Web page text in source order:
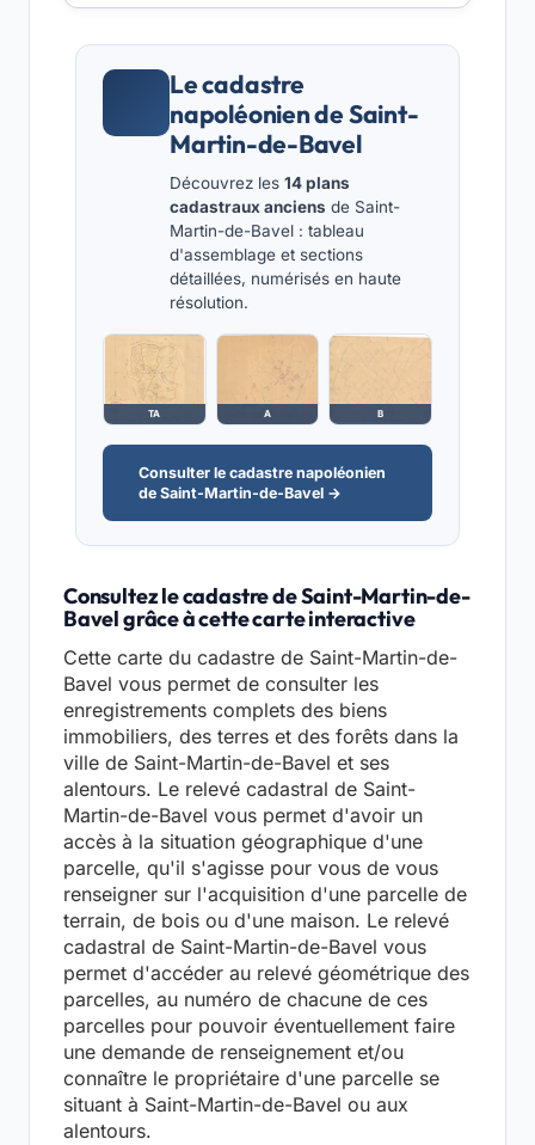
Le cadastre
napoléonien de Saint-
Martin-de-Bavel
Découvrez les 14 plans
cadastraux anciens de Saint-
Martin-de-Bavel : tableau
d'assemblage et sections
détaillées, numérisés en haute
résolution.
TA A B
Consulter le cadastre napoléonien
de Saint-Martin-de-Bavel →
Consultez le cadastre de Saint-Martin-de-
Bavel grâce à cette carte interactive
Cette carte du cadastre de Saint-Martin-de-
Bavel vous permet de consulter les
enregistrements complets des biens
immobiliers, des terres et des forêts dans la
ville de Saint-Martin-de-Bavel et ses
alentours. Le relevé cadastral de Saint-
Martin-de-Bavel vous permet d'avoir un
accès à la situation géographique d'une
parcelle, qu'il s'agisse pour vous de vous
renseigner sur l'acquisition d'une parcelle de
terrain, de bois ou d'une maison. Le relevé
cadastral de Saint-Martin-de-Bavel vous
permet d'accéder au relevé géométrique des
parcelles, au numéro de chacune de ces
parcelles pour pouvoir éventuellement faire
une demande de renseignement et/ou
connaître le propriétaire d'une parcelle se
situant à Saint-Martin-de-Bavel ou aux
alentours.